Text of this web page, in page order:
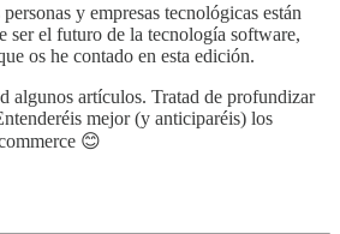
y empresas tecnológicas están
ser el futuro de la tecnología software,
os he contado en esta edición.
algunos artículos. Tratad de profundizar
mejor (y anticiparéis) los
😊